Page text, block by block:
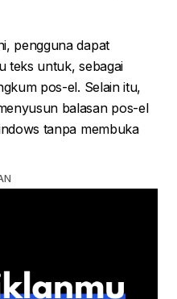
pengguna dapat
teks untuk, sebagai
pos-el. Selain itu,
balasan pos-el
tanpa membuka